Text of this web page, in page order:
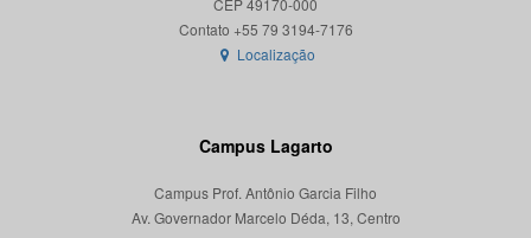
CEP 49170-000
Localização
Campus Lagarto
Campus Prof. Antônio Garcia Filho
Av. Governador Marcelo Déda, 13, Centro